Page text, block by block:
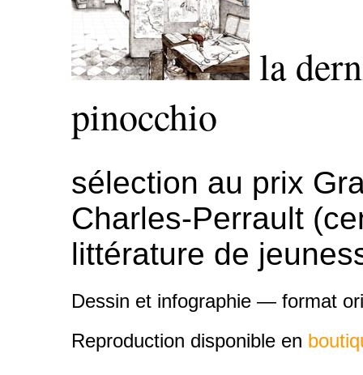
la
pinocchio
sélection au prix
Charles-Perrault
littérature de
Dessin et infographie — format
Reproduction disponible en